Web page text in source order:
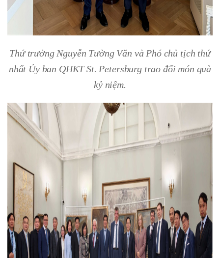
Thứ trưởng Nguyễn Tường Văn và Phó chủ tịch thứ
nhất Ủy ban QHKT St. Petersburg trao đổi món quà
kỷ niệm.